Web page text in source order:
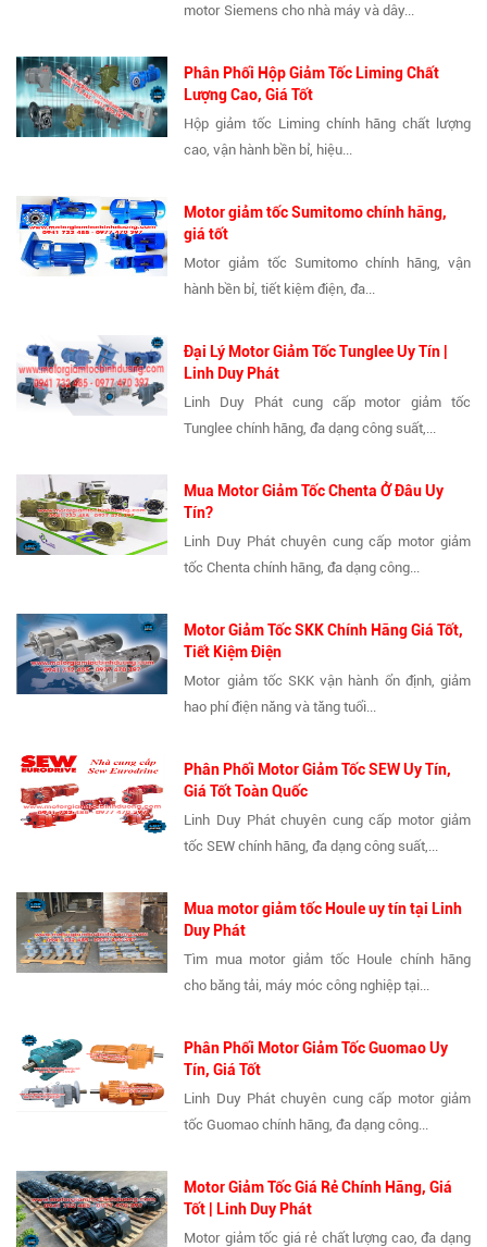
motor Siemens cho nhà máy và dây...
Phân Phối Hộp Giảm Tốc Liming Chất
Lượng Cao, Giá Tốt
Hộp giảm tốc Liming chính hãng chất lượng
cao, vận hành bền bỉ, hiệu...
Motor giảm tốc Sumitomo chính hãng,
giá tốt
Motor giảm tốc Sumitomo chính hãng, vận
hành bền bỉ, tiết kiệm điện, đa...
Đại Lý Motor Giảm Tốc Tunglee Uy Tín |
Linh Duy Phát
Linh Duy Phát cung cấp motor giảm tốc
Tunglee chính hãng, đa dạng công suất,...
Mua Motor Giảm Tốc Chenta Ở Đâu Uy
Tín?
Linh Duy Phát chuyên cung cấp motor giảm
tốc Chenta chính hãng, đa dạng công...
Motor Giảm Tốc SKK Chính Hãng Giá Tốt,
Tiết Kiệm Điện
Motor giảm tốc SKK vận hành ổn định, giảm
hao phí điện năng và tăng tuổi...
Phân Phối Motor Giảm Tốc SEW Uy Tín,
Giá Tốt Toàn Quốc
Linh Duy Phát chuyên cung cấp motor giảm
tốc SEW chính hãng, đa dạng công suất,...
Mua motor giảm tốc Houle uy tín tại Linh
Duy Phát
Tìm mua motor giảm tốc Houle chính hãng
cho băng tải, máy móc công nghiệp tại...
Phân Phối Motor Giảm Tốc Guomao Uy
Tín, Giá Tốt
Linh Duy Phát chuyên cung cấp motor giảm
tốc Guomao chính hãng, đa dạng công...
Motor Giảm Tốc Giá Rẻ Chính Hãng, Giá
Tốt | Linh Duy Phát
Motor giảm tốc giá rẻ chất lượng cao, đa dạng